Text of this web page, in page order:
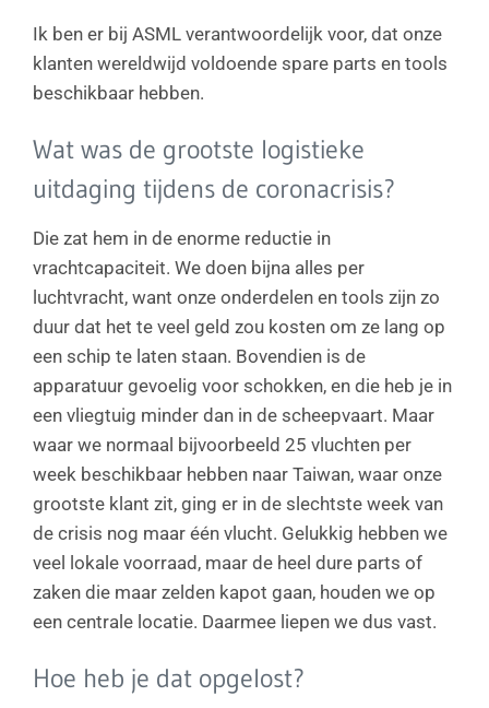
Ik ben er bij ASML verantwoordelijk voor, dat onze
klanten wereldwijd voldoende spare parts en tools
beschikbaar hebben.
Wat was de grootste logistieke
uitdaging tijdens de coronacrisis?
Die zat hem in de enorme reductie in
vrachtcapaciteit. We doen bijna alles per
luchtvracht, want onze onderdelen en tools zijn zo
duur dat het te veel geld zou kosten om ze lang op
een schip te laten staan. Bovendien is de
apparatuur gevoelig voor schokken, en die heb je in
een vliegtuig minder dan in de scheepvaart. Maar
waar we normaal bijvoorbeeld 25 vluchten per
week beschikbaar hebben naar Taiwan, waar onze
grootste klant zit, ging er in de slechtste week van
de crisis nog maar één vlucht. Gelukkig hebben we
veel lokale voorraad, maar de heel dure parts of
zaken die maar zelden kapot gaan, houden we op
een centrale locatie. Daarmee liepen we dus vast.
Hoe heb je dat opgelost?